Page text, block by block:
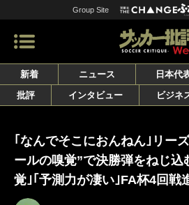
Group Site
新着 ニュース 日本代
批評
インタビュー ビジネ
｢なんでそこにおんねん｣リー
ールの嗅覚”で決勝弾をねじ込
覚｣｢予測力が凄い｣FA杯4回戦